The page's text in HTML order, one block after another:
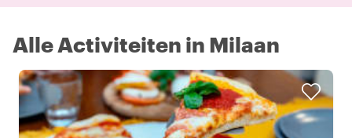
Alle Activiteiten in Milaan